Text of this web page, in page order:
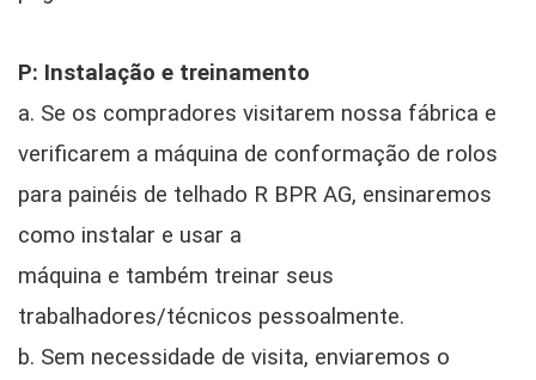
P: Instalação e treinamento
a. Se os compradores visitarem nossa fábrica e
verificarem a máquina de conformação de rolos
para painéis de telhado R BPR AG, ensinaremos
como instalar e usar a
máquina e também treinar seus
trabalhadores/técnicos pessoalmente.
b. Sem necessidade de visita, enviaremos o